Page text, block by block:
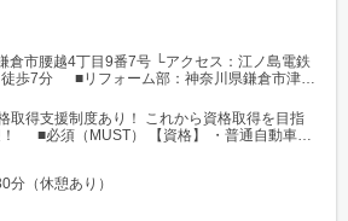
倉市腰越4丁目9番7号 └アクセス：江ノ島電鉄
徒歩7分 ■リフォーム部：神奈川県鎌倉市津
取得支援制度あり！ これから資格取得を目指
！ ■必須（MUST） 【資格】 ・普通自動車運
分（休憩あり）